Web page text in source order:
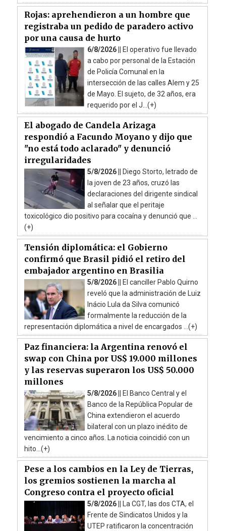
Rojas: aprehendieron a un hombre que
registraba un pedido de paradero activo
por una causa de hurto
6/8/2026 ||
El operativo fue llevado
a cabo por personal de la Estación
de Policía Comunal en la
intersección de las calles Alem y 25
de Mayo. El sujeto, de 32 años, era
requerido por el J...(+)
El abogado de Candela Arizaga
respondió a Facundo Moyano y dijo que
"no está todo aclarado" y denunció
irregularidades
5/8/2026 ||
Diego Storto, letrado de
la joven de 23 años, cruzó las
declaraciones del dirigente sindical
al señalar que el peritaje
toxicológico dio positivo para cocaína y denunció que ...
(+)
Tensión diplomática: el Gobierno
confirmó que Brasil pidió el retiro del
embajador argentino en Brasilia
5/8/2026 ||
El canciller Pablo Quirno
reveló que la administración de Luiz
Inácio Lula da Silva comunicó
formalmente la reducción de la
representación diplomática a nivel de encargados ...(+)
Paz financiera: la Argentina renovó el
swap con China por US$ 19.000 millones
y las reservas superaron los US$ 50.000
millones
5/8/2026 ||
El Banco Central y el
Banco de la República Popular de
China extendieron el acuerdo
bilateral con un plazo inédito de
vencimiento a cinco años. La noticia coincidió con un
hito...(+)
Pese a los cambios en la Ley de Tierras,
los gremios sostienen la marcha al
Congreso contra el proyecto oficial
5/8/2026 ||
La CGT, las dos CTA, el
Frente de Sindicatos Unidos y la
UTEP ratificaron la concentración